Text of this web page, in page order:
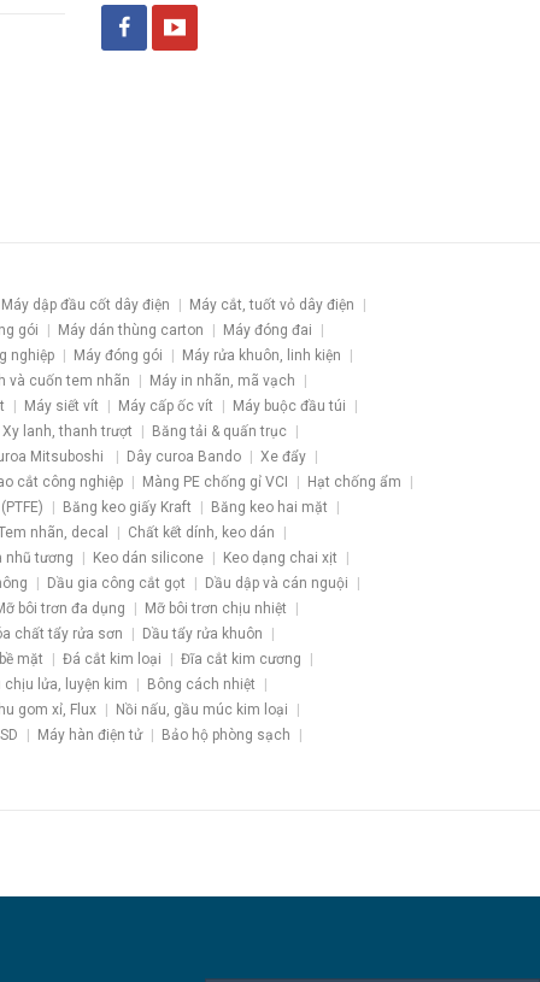
Máy dập đầu cốt dây điện
Máy cắt, tuốt vỏ dây điện
gói Máy dán thùng carton
Máy đóng đai
nghiệp Máy đóng gói
Máy rửa khuôn, linh kiện
và cuốn tem nhãn
Máy in nhãn, mã vạch
Máy siết vít Máy cấp ốc vít
Máy buộc đầu túi
Xy lanh, thanh trượt
Băng tải & quấn trục
Mitsuboshi Dây curoa Bando
Xe đẩy
cắt công nghiệp Màng PE chống gỉ VCI
Hạt chống ẩm
Băng keo giấy Kraft
Băng keo hai mặt
nhãn, decal
Chất kết dính, keo dán
nhũ tương Keo dán silicone
Keo dạng chai xịt
Dầu gia công cắt gọt
Dầu dập và cán nguội
bôi trơn đa dụng
Mỡ bôi trơn chịu nhiệt
chất tẩy rửa sơn
Dầu tẩy rửa khuôn
mặt Đá cắt kim loại
Đĩa cắt kim cương
chịu lửa, luyện kim
Bông cách nhiệt
gom xỉ, Flux
Nồi nấu, gầu múc kim loại
Máy hàn điện tử
Bảo hộ phòng sạch